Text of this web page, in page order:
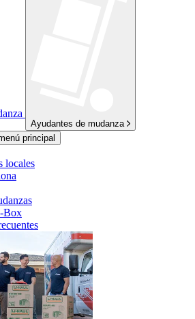
Ayudantes de mudanza
principal
locales
Box